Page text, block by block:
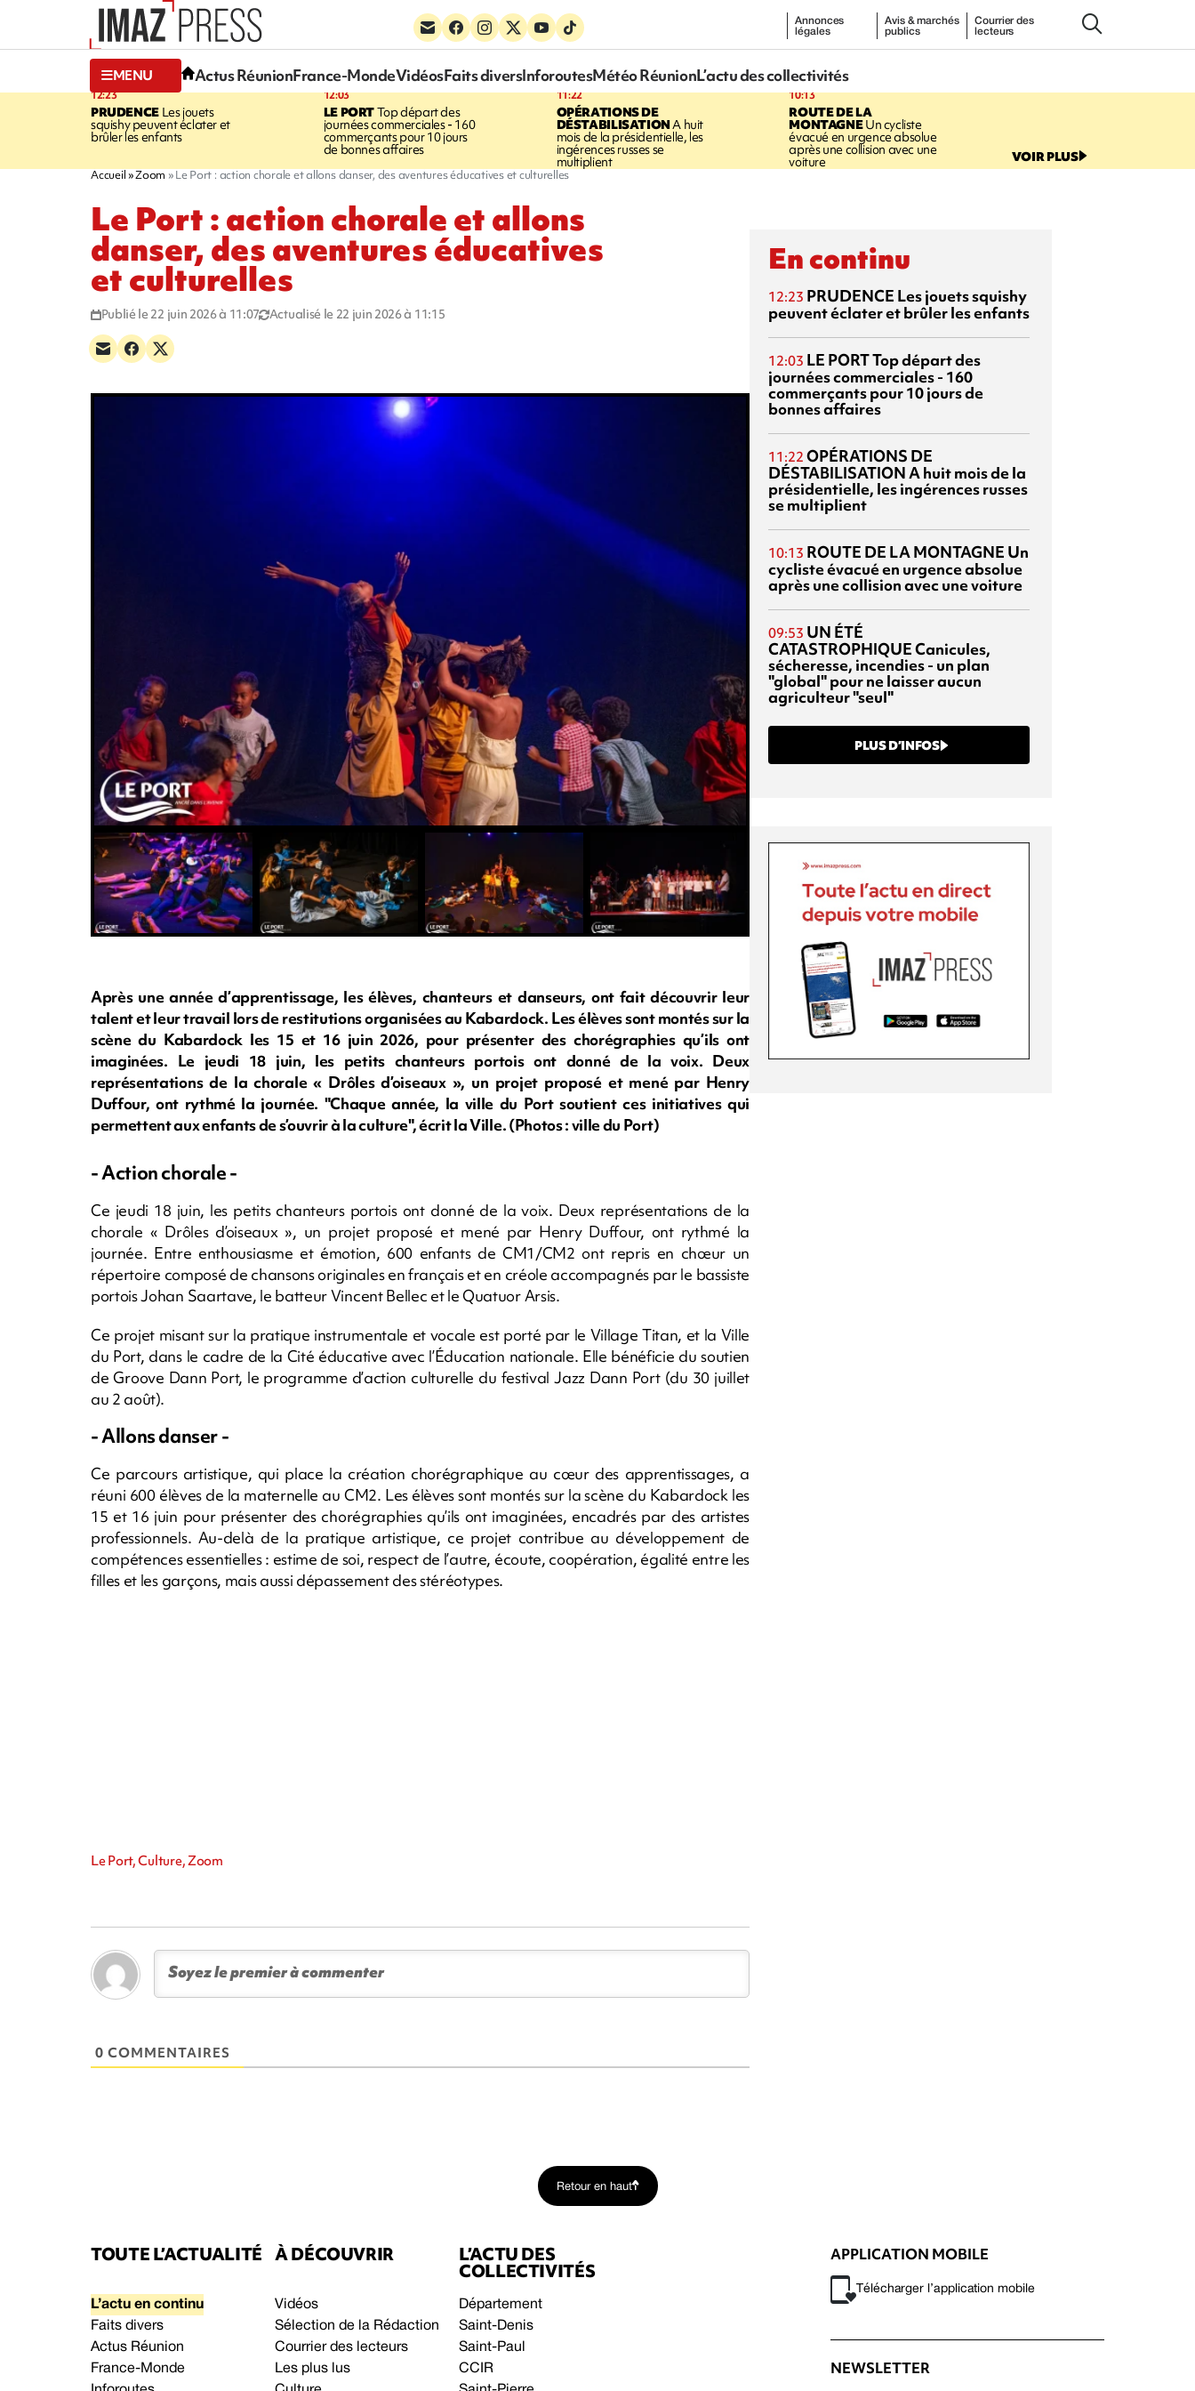
Annonces
légales
Avis & marchés
publics
Courrier des
lecteurs
MENU Actus RéunionFrance-MondeVidéosFaits diversInforoutesMétéo RéunionL’actu des collectivités
12:23
PRUDENCELes jouets
squishy peuvent éclater et
brûler les enfants
12:03
LE PORTTop départ des
journées commerciales - 160
commerçants pour 10 jours
de bonnes affaires
11:22
OPÉRATIONS DE
DÉSTABILISATIONA huit
mois de la présidentielle, les
ingérences russes se
multiplient
10:13
ROUTE DE LA
MONTAGNEUn cycliste
évacué en urgence absolue
après une collision avec une
voiture VOIR PLUS
Accueil Zoom Le Port : action chorale et allons danser, des aventures éducatives et culturelles
Le Port : action chorale et allons
danser, des aventures éducatives
et culturelles
Publié le 22 juin 2026 à 11:07 Actualisé le 22 juin 2026 à 11:15
Après une année d’apprentissage, les élèves, chanteurs et danseurs, ont fait découvrir leur
talent et leur travail lors de restitutions organisées au Kabardock. Les élèves sont montés sur la
scène du Kabardock les 15 et 16 juin 2026, pour présenter des chorégraphies qu’ils ont
imaginées. Le jeudi 18 juin, les petits chanteurs portois ont donné de la voix. Deux
représentations de la chorale « Drôles d’oiseaux », un projet proposé et mené par Henry
Duffour, ont rythmé la journée. "Chaque année, la ville du Port soutient ces initiatives qui
permettent aux enfants de s’ouvrir à la culture", écrit la Ville. (Photos : ville du Port)
- Action chorale -
Ce jeudi 18 juin, les petits chanteurs portois ont donné de la voix. Deux représentations de la
chorale « Drôles d’oiseaux », un projet proposé et mené par Henry Duffour, ont rythmé la
journée. Entre enthousiasme et émotion, 600 enfants de CM1/CM2 ont repris en chœur un
répertoire composé de chansons originales en français et en créole accompagnés par le bassiste
portois Johan Saartave, le batteur Vincent Bellec et le Quatuor Arsis.
Ce projet misant sur la pratique instrumentale et vocale est porté par le Village Titan, et la Ville
du Port, dans le cadre de la Cité éducative avec l’Éducation nationale. Elle bénéficie du soutien
de Groove Dann Port, le programme d’action culturelle du festival Jazz Dann Port (du 30 juillet
au 2 août).
- Allons danser -
Ce parcours artistique, qui place la création chorégraphique au cœur des apprentissages, a
réuni 600 élèves de la maternelle au CM2. Les élèves sont montés sur la scène du Kabardock les
15 et 16 juin pour présenter des chorégraphies qu’ils ont imaginées, encadrés par des artistes
professionnels. Au-delà de la pratique artistique, ce projet contribue au développement de
compétences essentielles : estime de soi, respect de l’autre, écoute, coopération, égalité entre les
filles et les garçons, mais aussi dépassement des stéréotypes.
Le Port, Culture, Zoom
0 COMMENTAIRES
En continu
12:23 PRUDENCE Les jouets squishy
peuvent éclater et brûler les enfants
12:03 LE PORTTop départ des
journées commerciales - 160
commerçants pour 10 jours de
bonnes affaires
11:22 OPÉRATIONS DE
DÉSTABILISATIONA huit mois de la
présidentielle, les ingérences russes
se multiplient
10:13 ROUTE DE LA MONTAGNE Un
cycliste évacué en urgence absolue
après une collision avec une voiture
09:53 UN ÉTÉ
CATASTROPHIQUECanicules,
sécheresse, incendies - un plan
"global" pour ne laisser aucun
agriculteur "seul"
PLUS D’INFOS
Retour en haut
TOUTE L’ACTUALITÉ
L’actu en continu
Faits divers
Actus Réunion
France-Monde
À DÉCOUVRIR
Vidéos
Sélection de la Rédaction
Courrier des lecteurs
Les plus lus
L’ACTU DES
COLLECTIVITÉS
Département
Saint-Denis
Saint-Paul
CCIR
APPLICATION MOBILE
Télécharger l’application mobile
NEWSLETTER